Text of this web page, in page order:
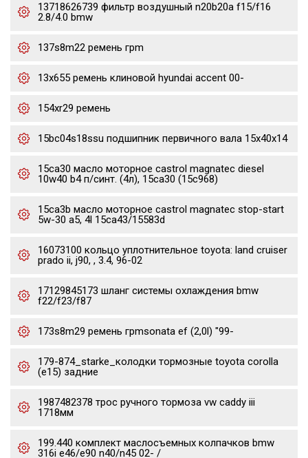
13718626739 фильтр воздушный n20b20a f15/f16
2.8/4.0 bmw
137s8m22 ремень грm
13x655 ремень клиновой hyundai accent 00-
154xr29 ремень
15bc04s18ssu подшипник первичного вала 15x40x14
15ca30 масло моторное castrol magnatec diesel
10w40 b4 п/синт. (4л), 15ca30 (15c968)
15ca3b масло моторное castrol magnatec stop-start
5w-30 a5, 4l 15ca43/15583d
16073100 кольцо уплотнительное toyota: land cruiser
prado ii, j90, , 3.4, 96-02
17129845173 шланг системы охлаждения bmw
f22/f23/f87
173s8m29 ремень грmsonata ef (2,0l) "99-
179-874_starke_колодки тормозные toyota corolla
(e15) задние
1987482378 трос ручного тормоза vw caddy iii
1718мм
199.440 комплект маслосъемных колпачков bmw
316i e46/e90 n40/n45 02- /